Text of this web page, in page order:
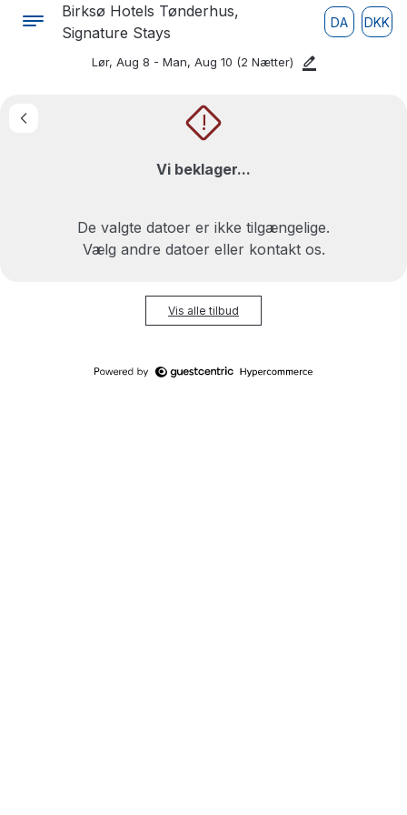
Birksø Hotels Tønderhus,
Signature Stays
DA DKK
Lør, Aug 8 - Man, Aug 10 (2 Nætter)
!
Vi beklager...
De valgte datoer er ikke tilgængelige.
Vælg andre datoer eller kontakt os.
Vis alle tilbud